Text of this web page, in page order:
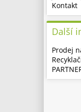
Kontakt
Další
Prodej